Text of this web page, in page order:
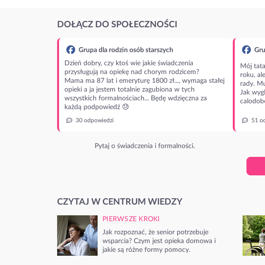
DOŁĄCZ DO SPOŁECZNOŚCI
Grupa dla rodzin osób starszych
Dzień dobry, czy ktoś wie jakie świadczenia
przysługują na opiekę nad chorym rodzicem?
Mama ma 87 lat i emeryturę 1800 zł..., wymaga stałej
opieki a ja jestem totalnie zagubiona w tych
wszystkich formalnościach... Będę wdzięczna za
każdą podpowiedź 😓
30 odpowiedzi
Pytaj o świadczenia i formalności.
Mój
roku,
rady.
Jak
51
CZYTAJ W CENTRUM WIEDZY
PIERWSZE KROKI
Jak rozpoznać, że senior potrzebuje
wsparcia? Czym jest opieka domowa i
jakie są różne formy pomocy.